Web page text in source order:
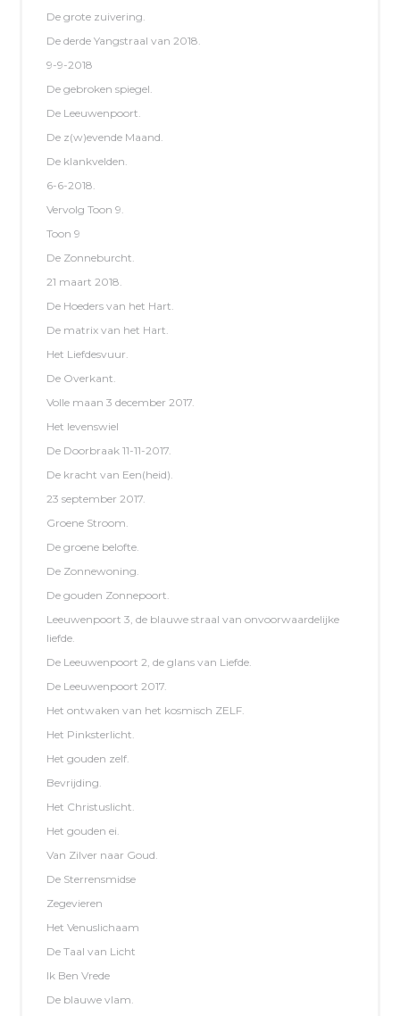
De grote zuivering.
De derde Yangstraal van 2018.
9-9-2018
De gebroken spiegel.
De Leeuwenpoort.
De z(w)evende Maand.
De klankvelden.
6-6-2018.
Vervolg Toon 9.
Toon 9
De Zonneburcht.
21 maart 2018.
De Hoeders van het Hart.
De matrix van het Hart.
Het Liefdesvuur.
De Overkant.
Volle maan 3 december 2017.
Het levenswiel
De Doorbraak 11-11-2017.
De kracht van Een(heid).
23 september 2017.
Groene Stroom.
De groene belofte.
De Zonnewoning.
De gouden Zonnepoort.
Leeuwenpoort 3, de blauwe straal van onvoorwaardelijke
liefde.
De Leeuwenpoort 2, de glans van Liefde.
De Leeuwenpoort 2017.
Het ontwaken van het kosmisch ZELF.
Het Pinksterlicht.
Het gouden zelf.
Bevrijding.
Het Christuslicht.
Het gouden ei.
Van Zilver naar Goud.
De Sterrensmidse
Zegevieren
Het Venuslichaam
De Taal van Licht
Ik Ben Vrede
De blauwe vlam.